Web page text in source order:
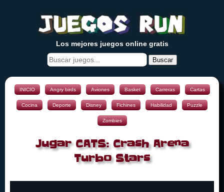
Los mejores juegos online gratis
Buscar
INICIO Angry birds Aviones Basket Carreras Cartas
Cocina Deporte Disney Fichines Habilidad Puzzle
Zombies
Jugar CATS: Crash Arena
Turbo Stars